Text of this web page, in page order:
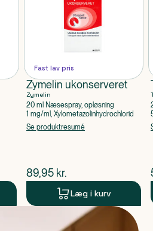
Fast lav pris
Zymelin ukonserveret
Zymelin
20 ml Næsespray, opløsning
1 mg/ml, Xylometazolinhydrochlorid
Se produktresumé
$nuværende pris
89,95 kr.
Læg i kurv